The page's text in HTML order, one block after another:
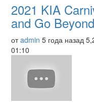
2021 KIA
and Go
отadmin 5 года назад
01:10